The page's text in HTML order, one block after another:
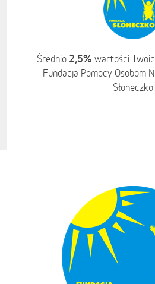
Średnio 2,5% wartości
Fundacja Pomocy Osobom
Słoneczko